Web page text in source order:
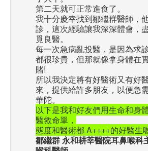
第二天就可正常進食了。
我十分慶幸找到鄒繼群醫師，
診，這次經驗讓我深深體會，
覓良醫。
每一次急病亂投醫，是因為求
都很珍貴，但那就像拿身體在
賭!
所以我決定將有好醫術又有好
來，提供給許多朋友，以便急
華陀。
以下是我和好友們用生命和身
醫救命單，
態度和醫術都 A++++的好醫生
鄒繼群 永和耕莘醫院耳鼻喉科